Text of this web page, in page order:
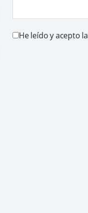
He leído y acepto la